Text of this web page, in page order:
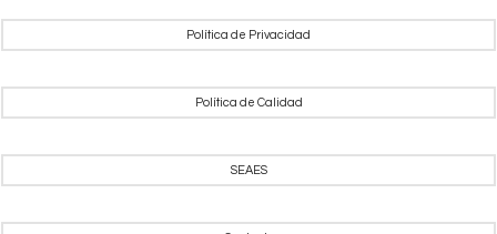
Política de Privacidad
Política de Calidad
SEAES